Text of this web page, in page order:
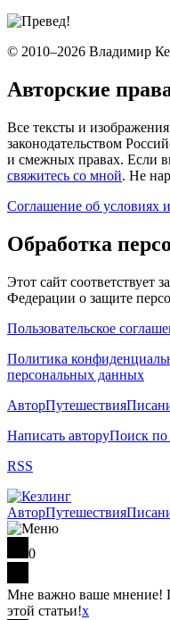
© 2010–2026 Владимир
Авторские
Все тексты и
законодательством
и смежных правах. Если
свяжитесь со мной. Не
Соглашение об условиях
Обработка
Этот сайт соответствует
Федерации о защите
Пользовательское
Политика
персональных данных
АвторПутешествия
Написать авторуПоиск по
RSS
АвторПутешествия
0
Мне важно ваше мнение!
этой статьи!x